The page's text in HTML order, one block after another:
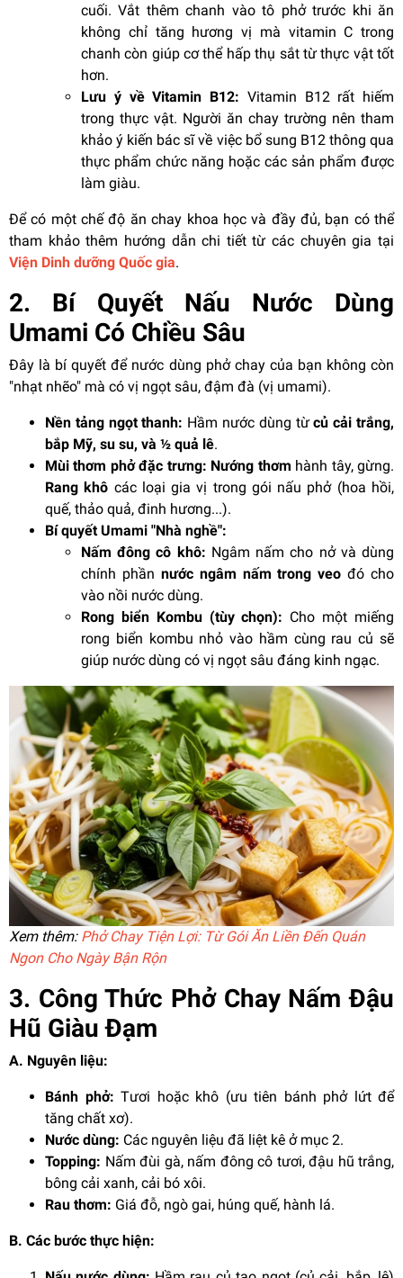
cuối. Vắt thêm chanh vào tô phở trước khi ăn
không chỉ tăng hương vị mà vitamin C trong
chanh còn giúp cơ thể hấp thụ sắt từ thực vật tốt
hơn.
Lưu ý về Vitamin B12: Vitamin B12 rất hiếm
trong thực vật. Người ăn chay trường nên tham
khảo ý kiến bác sĩ về việc bổ sung B12 thông qua
thực phẩm chức năng hoặc các sản phẩm được
làm giàu.
Để có một chế độ ăn chay khoa học và đầy đủ, bạn có thể
tham khảo thêm hướng dẫn chi tiết từ các chuyên gia tại
Viện Dinh dưỡng Quốc gia.
2. Bí Quyết Nấu Nước Dùng
Umami Có Chiều Sâu
Đây là bí quyết để nước dùng phở chay của bạn không còn
"nhạt nhẽo" mà có vị ngọt sâu, đậm đà (vị umami).
Nền tảng ngọt thanh: Hầm nước dùng từcủ cải trắng,
bắp Mỹ, su su, và ½ quả lê.
Mùi thơm phở đặc trưng: Nướng thơm hành tây, gừng.
Rang khô các loại gia vị trong gói nấu phở (hoa hồi,
quế, thảo quả, đinh hương...).
Bí quyết Umami "Nhà nghề":
Nấm đông cô khô: Ngâm nấm cho nở và dùng
chính phần nước ngâm nấm trong veo đó cho
vào nồi nước dùng.
Rong biển Kombu (tùy chọn): Cho một miếng
rong biển kombu nhỏ vào hầm cùng rau củ sẽ
giúp nước dùng có vị ngọt sâu đáng kinh ngạc.
Xem thêm: Phở Chay Tiện Lợi: Từ Gói Ăn Liền Đến Quán
Ngon Cho Ngày Bận Rộn
3. Công Thức Phở Chay Nấm Đậu
Hũ Giàu Đạm
A. Nguyên liệu:
Bánh phở: Tươi hoặc khô (ưu tiên bánh phở lứt để
tăng chất xơ).
Nước dùng: Các nguyên liệu đã liệt kê ở mục 2.
Topping: Nấm đùi gà, nấm đông cô tươi, đậu hũ trắng,
bông cải xanh, cải bó xôi.
Rau thơm: Giá đỗ, ngò gai, húng quế, hành lá.
B. Các bước thực hiện: